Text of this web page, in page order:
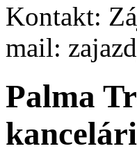
Kontakt:
mail:
Palma